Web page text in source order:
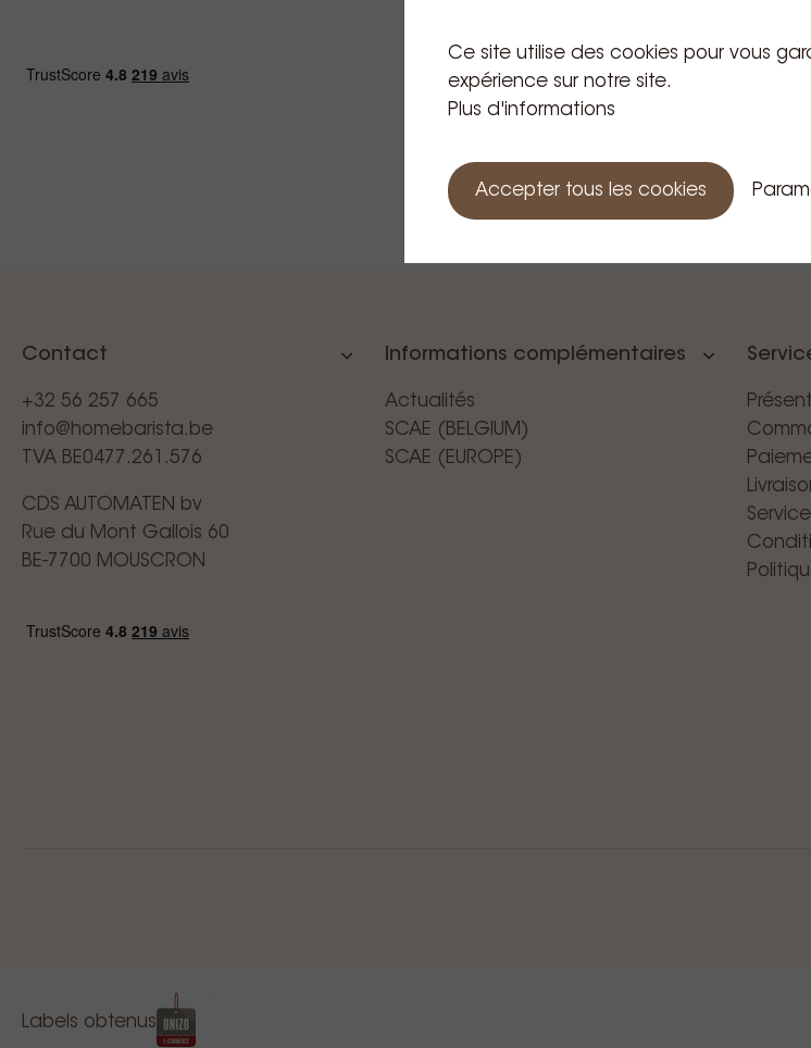
Contact
+32 56 257 665
info@homebarista.be
TVA BE0477.261.576
CDS AUTOMATEN bv
Rue du Mont Gallois 60
BE-7700 MOUSCRON
Informations complémentaires
Actualités
SCAE (BELGIUM)
SCAE (EUROPE)
Labels obtenus
Ce site utilise des cookies pour vous
expérience sur notre site.
Plus d'informations
Accepter tous les cookies